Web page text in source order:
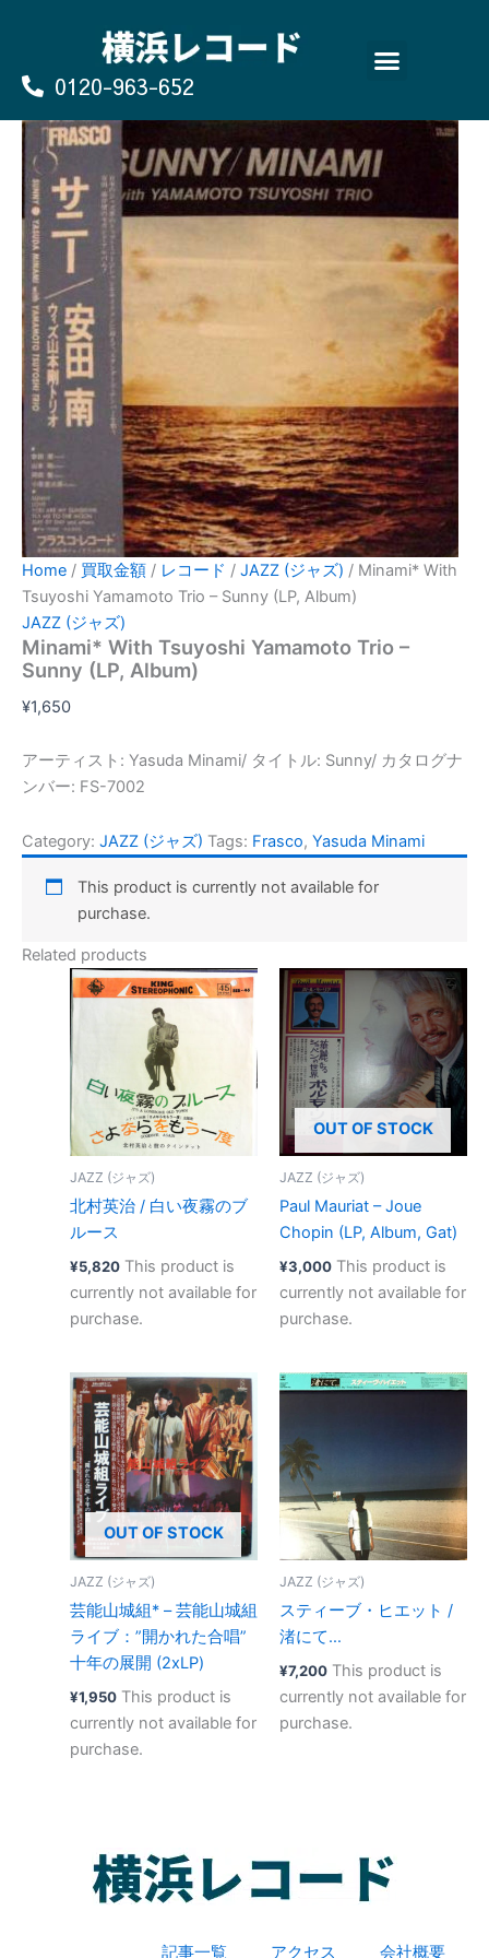
0120-963-652
Home / 買取金額 / レコード / JAZZ (ジャズ) / Minami* With
Tsuyoshi Yamamoto Trio – Sunny (LP, Album)
JAZZ (ジャズ)
Minami* With Tsuyoshi Yamamoto Trio –
Sunny (LP, Album)
¥1,650
アーティスト: Yasuda Minami/ タイトル: Sunny/ カタログナ
ンバー: FS-7002
Category: JAZZ (ジャズ) Tags: Frasco, Yasuda Minami
This product is currently not available for
purchase.
Related products
JAZZ (ジャズ)
北村英治 / 白い夜霧のブ
ルース
¥5,820 This product is
currently not available for
purchase.
OUT OF STOCK
JAZZ (ジャズ)
Paul Mauriat – Joue
Chopin (LP, Album, Gat)
¥3,000 This product is
currently not available for
purchase.
OUT OF STOCK
JAZZ (ジャズ)
芸能山城組* – 芸能山城組
ライブ：”開かれた合唱”
十年の展開 (2xLP)
¥1,950 This product is
currently not available for
purchase.
JAZZ (ジャズ)
スティーブ・ヒエット /
渚にて…
¥7,200 This product is
currently not available for
purchase.
記事一覧 アクセス 会社概要